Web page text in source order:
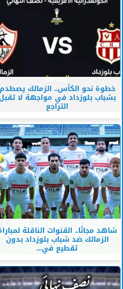
خطوة نحو الكأس.. الزمالك يصطدم
بشباب بلوزداد في مواجهة لا
التراجع
شاهد مجانًا.. القنوات الناقلة
الزمالك ضد شباب بلوزداد بدون
تقطيع في...